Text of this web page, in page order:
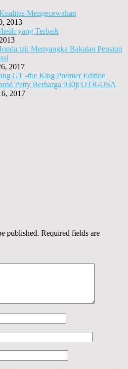
Mengecewakan
2013
yang Terbaik
tak Menyangka Bakalan Pensiun
2017
GT -the King Premier Edition
Petty Berharga 930jt OTR-USA
2017
published. Required fields are